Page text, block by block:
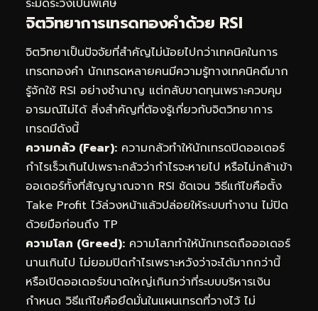
จิตวิทยาการเทรดทองคำด้วย RSI
จิตวิทยาเป็นปัจจัยที่สำคัญไม่น้อยไปกว่าเทคนิคในการ
เทรดทองคำ นักเทรดหลายคนมีความรู้ทางเทคนิคดีมาก
รู้จักใช้ RSI อย่างชำนาญ แต่กลับขาดทุนเพราะควบคุม
อารมณ์ไม่ได้ สิ่งสำคัญที่ต้องรู้เกี่ยวกับจิตวิทยาการ
เทรดมีดังนี้
ความกลัว (Fear): ความกลัวทำให้นักเทรดปิดออเดอร์
กำไรเร็วเกินไปเพราะกลัวว่ากำไรจะหายไป หรือไม่กล้าเข้า
ออเดอร์ทั้งที่สัญญาณจาก RSI ชัดเจน วิธีแก้ไขคือตั้ง
Take Profit ไว้ล่วงหน้าแล้วปล่อยให้ระบบทำงาน ไม่ปิด
ด้วยมือก่อนถึง TP
ความโลภ (Greed): ความโลภทำให้นักเทรดถือออเดอร์
นานเกินไป ไม่ยอมปิดกำไรเพราะหวังว่าจะได้มากกว่านี้
หรือเปิดออเดอร์ขนาดใหญ่เกินกว่าที่ระบบบริหารเงิน
กำหนด วิธีแก้ไขคือยึดมั่นในแผนเทรดที่วางไว้ ไม่